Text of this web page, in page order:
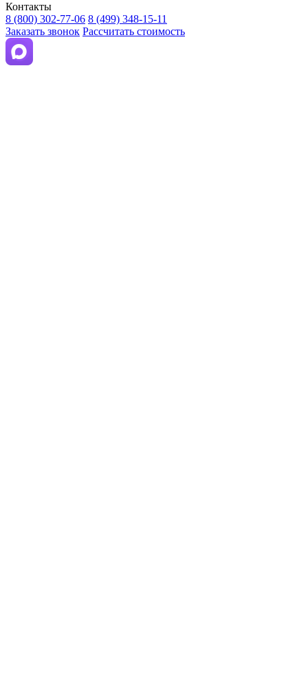
Контакты
8 (800) 302-77-06 8 (499) 348-15-11
Заказать звонок Рассчитать стоимость